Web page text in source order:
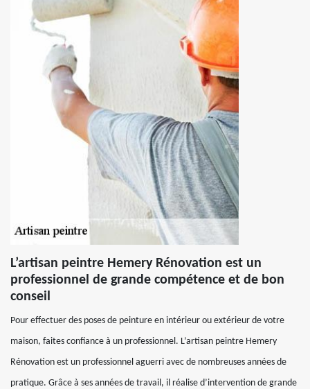
L’artisan peintre Hemery Rénovation est un
professionnel de grande compétence et de bon
conseil
Pour effectuer des poses de peinture en intérieur ou extérieur de votre
maison, faites confiance à un professionnel. L’artisan peintre Hemery
Rénovation est un professionnel aguerri avec de nombreuses années de
pratique. Grâce à ses années de travail, il réalise d’intervention de grande